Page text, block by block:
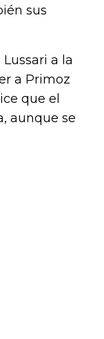
sus
a la
a Primoz
que el
aunque se